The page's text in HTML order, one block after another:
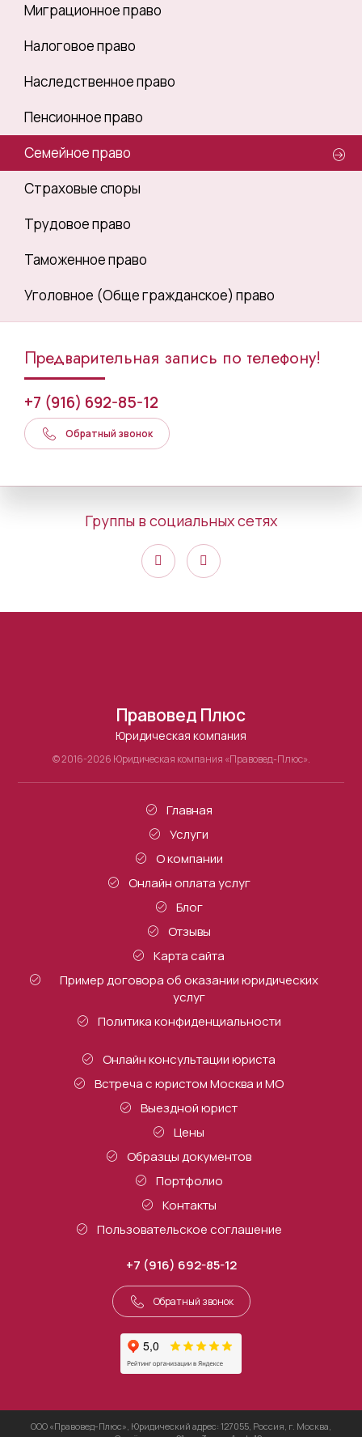
Миграционное право
Налоговое право
Наследственное право
Пенсионное право
Семейное право
Страховые споры
Трудовое право
Таможенное право
Уголовное (Обще гражданское) право
Предварительная запись по телефону!
+7 (916) 692-85-12
Обратный звонок
Группы в социальных сетях
Правовед Плюс
Юридическая компания
© 2016-2026 Юридическая компания «Правовед-Плюс».
Главная
Услуги
О компании
Онлайн оплата услуг
Блог
Отзывы
Карта сайта
Пример договора об оказании юридических
услуг
Политика конфиденциальности
Онлайн консультации юриста
Встреча с юристом Москва и МО
Выездной юрист
Цены
Образцы документов
Портфолио
Контакты
Пользовательское соглашение
+7 (916) 692-85-12
Обратный звонок
ООО «Правовед-Плюс», Юридический адрес: 127055, Россия, г. Москва,